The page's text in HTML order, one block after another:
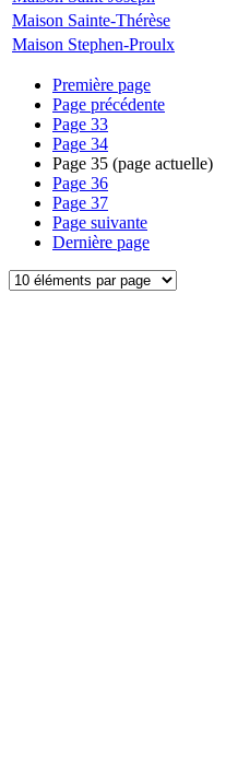
Maison Sainte-Thérèse
Maison Stephen-Proulx
Première page
Page précédente
Page 33
Page 34
Page 35 (page actuelle)
Page 36
Page 37
Page suivante
Dernière page